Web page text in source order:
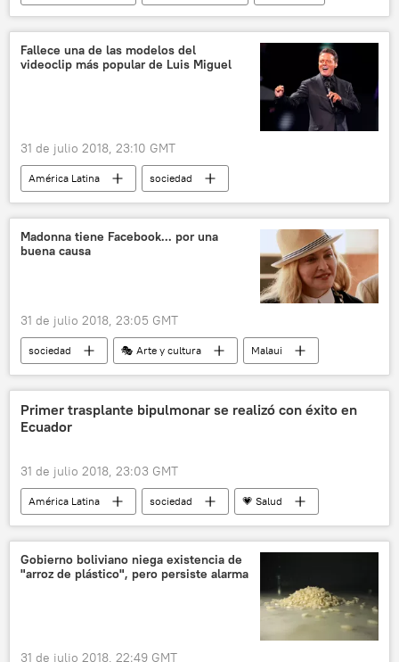
Luiz Inacio Lula da Silva
huelga de hambre
noticias
Fallece una de las modelos del
videoclip más popular de Luis Miguel
31 de julio 2018, 23:10 GMT
América Latina
sociedad
Internacional
México
Luis Miguel Gallego
modelos
vídeo musical
Madonna tiene Facebook... por una
buena causa
31 de julio 2018, 23:05 GMT
sociedad 🎭 Arte y cultura
Malaui
Madonna
Meta (compañía)
causa benéfica
recaudación
noticias
Primer trasplante bipulmonar se realizó con éxito en
Ecuador
31 de julio 2018, 23:03 GMT
América Latina sociedad
💗 Salud
Internacional
Ecuador
trasplante
noticias
Gobierno boliviano niega existencia de
"arroz de plástico", pero persiste alarma
31 de julio 2018, 22:49 GMT